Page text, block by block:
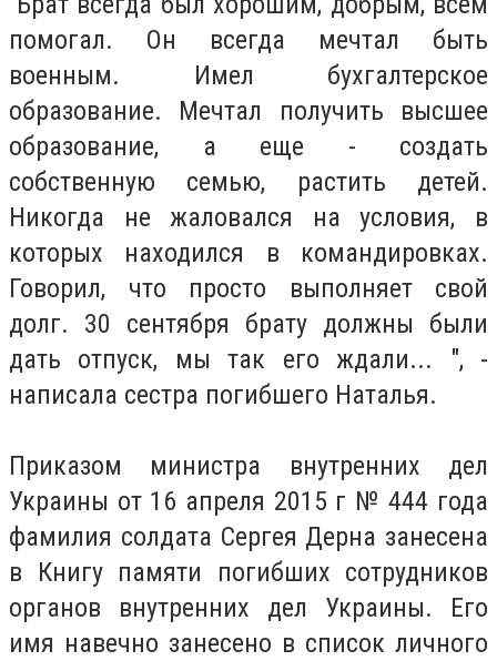
помогал. Он всегда мечтал быть
военным. Имел бухгалтерское
образование. Мечтал получить высшее
образование, а еще - создать
собственную семью, растить детей.
Никогда не жаловался на условия, в
которых находился в командировках.
Говорил, что просто выполняет свой
долг. 30 сентября брату должны были
дать отпуск, мы так его ждали... ", -
написала сестра погибшего Наталья.
Приказом министра внутренних дел
Украины от 16 апреля 2015 г № 444 года
фамилия солдата Сергея Дерна занесена
в Книгу памяти погибших сотрудников
органов внутренних дел Украины. Его
имя навечно занесено в список личного